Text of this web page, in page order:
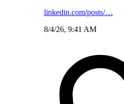
linkedin.com/posts/…
8/4/26, 9:41 AM